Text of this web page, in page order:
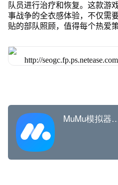
队员进行治疗和恢复。这款游
事战争的全衣感体验，不仅需
贴的部队照顾，值得每个热爱